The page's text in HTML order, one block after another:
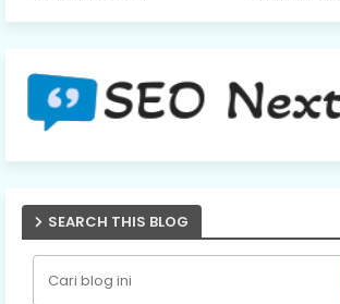
SEARCH THIS BLOG